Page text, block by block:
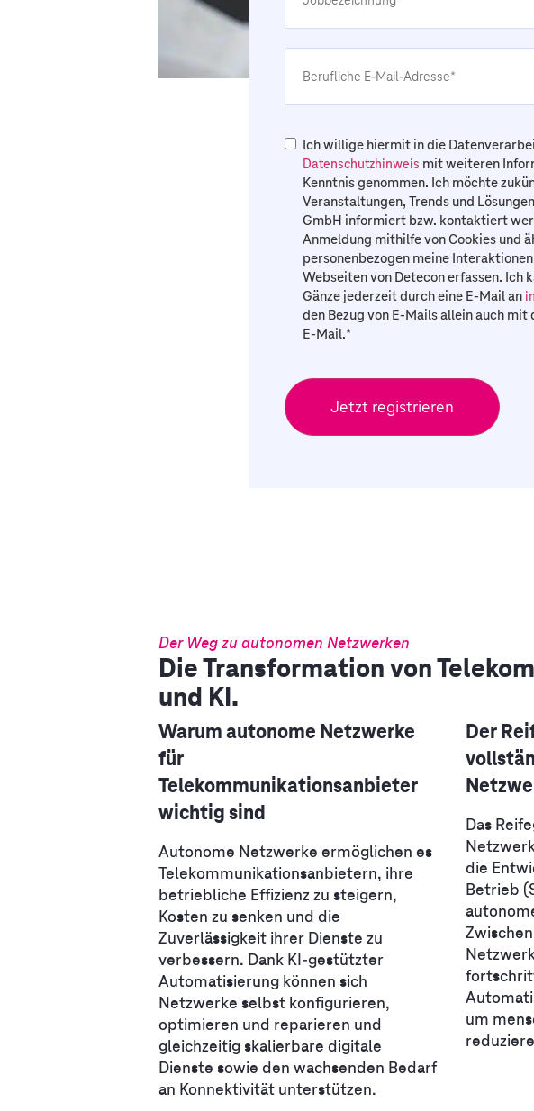
Ich willige hiermit in die
Datenschutzhinweis mit weiteren
Kenntnis genommen. Ich möchte
Veranstaltungen, Trends und
GmbH informiert bzw. kontaktiert
Anmeldung mithilfe von Cookies und
personenbezogen meine
Webseiten von Detecon erfassen. Ich
Gänze jederzeit durch eine E-Mail an
den Bezug von E-Mails allein auch mit
E-Mail.*
Der Weg zu autonomen Netzwerken
Die Transformation von
und KI.
Warum autonome Netzwerke
für
Telekommunikationsanbieter
wichtig sind
Autonome Netzwerke ermöglichen es
Telekommunikationsanbietern, ihre
betriebliche Effizienz zu steigern,
Kosten zu senken und die
Zuverlässigkeit ihrer Dienste zu
verbessern. Dank KI-gestützter
Automatisierung können sich
Netzwerke selbst konfigurieren,
optimieren und reparieren und
gleichzeitig skalierbare digitale
Dienste sowie den wachsenden Bedarf
an Konnektivität unterstützen.
Der
Das
die
Betrieb
um